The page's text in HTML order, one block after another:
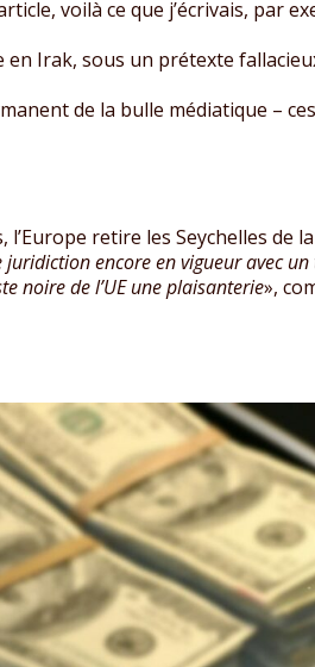
voilà ce que j’écrivais, par
en Irak, sous un prétexte
de la bulle médiatique –
retire les Seychelles de
encore en vigueur avec
noire de l’UE une plaisanterie»,